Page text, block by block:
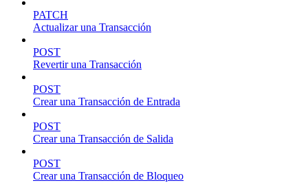
PATCH
Actualizar una Transacción
POST
Revertir una Transacción
POST
Crear una Transacción de Entrada
POST
Crear una Transacción de Salida
POST
Crear una Transacción de Bloqueo